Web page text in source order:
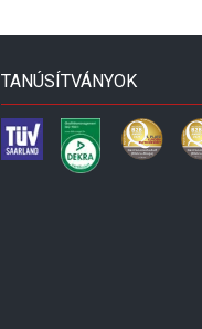
TANÚSÍTVÁNYOK